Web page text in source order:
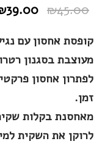
₪45.00
המחיר
המקורי
היה:
₪45.00.
39.00
המחיר
הנוכחי
הוא:
₪39.00.
קופסת אחסון עם
מעוצבת בסגנון
לפתרון אחסון
זמן.
לרוקן את השקית